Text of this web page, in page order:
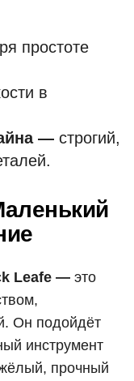
простоте
в
— строгий,
Leafe — это
Он подойдёт
инструмент
прочный